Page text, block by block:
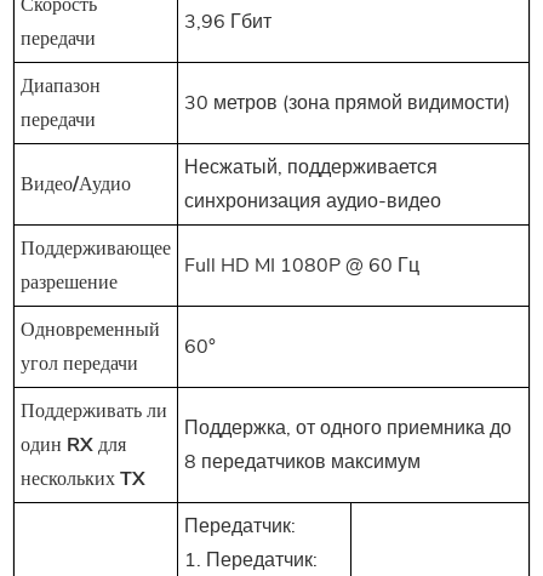
Скорость
передачи
3,96 Гбит
Диапазон
передачи
30 метров (зона прямой видимости)
Видео/Аудио
Несжатый, поддерживается
синхронизация аудио-видео
Поддерживающее
разрешение
Full HD MI 1080P @ 60 Гц
Одновременный
угол передачи
60°
Поддерживать ли
один RX для
нескольких TX
Поддержка, от одного приемника до
8 передатчиков максимум
Передатчик:
1. Передатчик: